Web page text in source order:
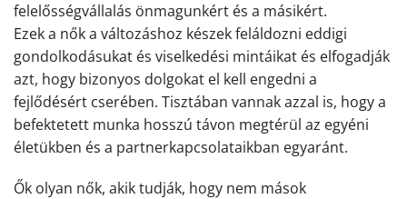
felelősségvállalás önmagunkért és a másikért.
Ezek a nők a változáshoz készek feláldozni eddigi
gondolkodásukat és viselkedési mintáikat és elfogadják
azt, hogy bizonyos dolgokat el kell engedni a
fejlődésért cserében. Tisztában vannak azzal is, hogy a
befektetett munka hosszú távon megtérül az egyéni
életükben és a partnerkapcsolataikban egyaránt.
Ők olyan nők, akik tudják, hogy nem mások